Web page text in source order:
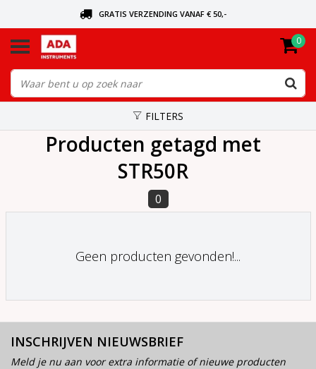
GRATIS VERZENDING VANAF € 50,-
VANDAAG BESTELD, VANDAAG VERZONDEN
0
FILTERS
Producten getagd met
STR50R
0
Geen producten gevonden!...
INSCHRIJVEN NIEUWSBRIEF
Meld je nu aan voor extra informatie of nieuwe producten